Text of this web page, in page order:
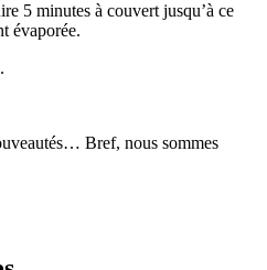
5 minutes à couvert jusqu’à ce
évaporée.
Bref, nous sommes